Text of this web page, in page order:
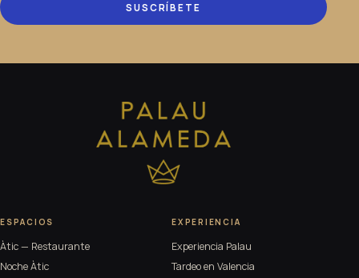
SUSCRÍBETE
ESPACIOS
Àtic — Restaurante
Noche Àtic
EXPERIENCIA
Experiencia Palau
Tardeo en Valencia